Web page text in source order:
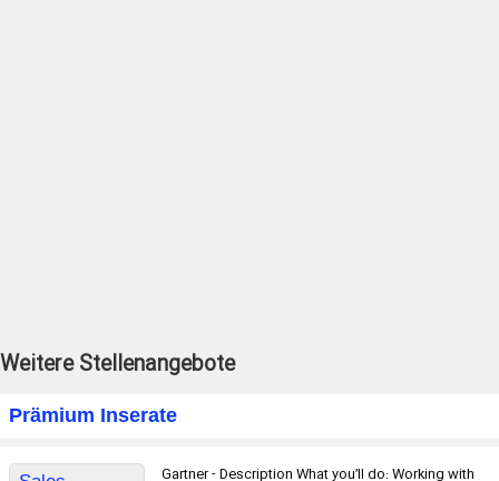
Weitere Stellenangebote
Prämium Inserate
Gartner - Description What you’ll do: Working with